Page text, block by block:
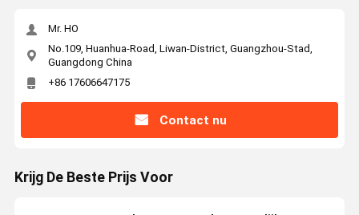
Mr. HO
No.109, Huanhua-Road, Liwan-District, Guangzhou-Stad,
Guangdong China
+86 17606647175
Contact nu
Krijg De Beste Prijs Voor